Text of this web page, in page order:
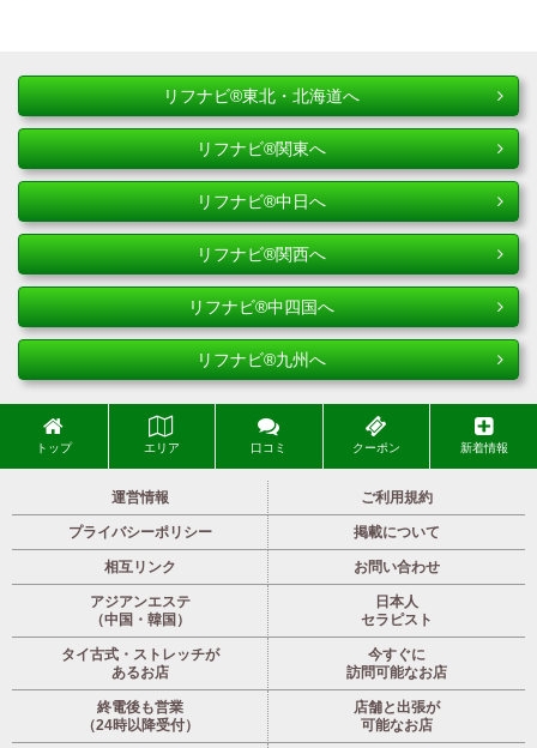
リフナビ®東北・北海道へ
リフナビ®関東へ
リフナビ®中日へ
リフナビ®関西へ
リフナビ®中四国へ
リフナビ®九州へ
トップ エリア 口コミ クーポン 新着情報
運営情報 ご利用規約
プライバシーポリシー 掲載について
相互リンク お問い合わせ
アジアンエステ
（中国・韓国）
日本人
セラピスト
タイ古式・ストレッチが
あるお店
今すぐに
訪問可能なお店
終電後も営業
（24時以降受付）
店舗と出張が
可能なお店